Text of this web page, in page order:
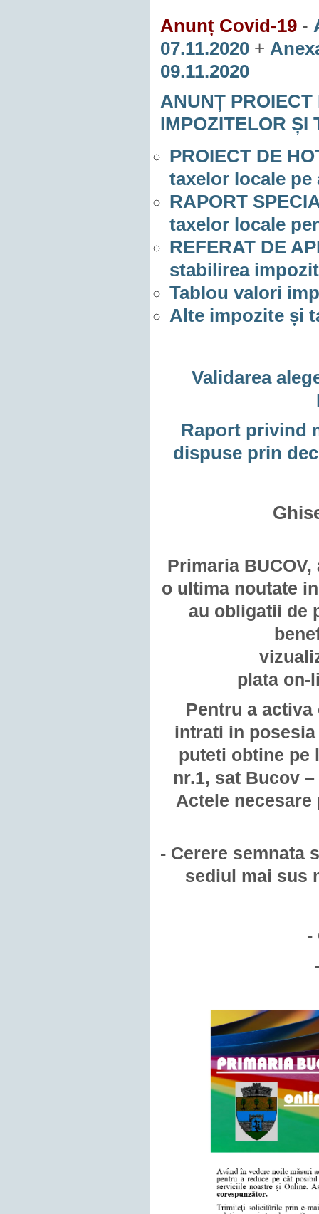
Anunț Covid-19 -
07.11.2020 +
09.11.2020
ANUNȚ
IMPOZITELOR ȘI
PROIECT DE
taxelor locale pe
RAPORT
taxelor locale
REFERAT DE
stabilirea
Tablou valori
Alte impozite și
Validarea
Raport privind
dispuse prin
Primaria
o ultima noutate
au obligatii de
plata on-
Pentru a
intrati in
puteti obtine pe
nr.1, sat Bucov
Actele
- Cerere semnata
sediul mai sus
-